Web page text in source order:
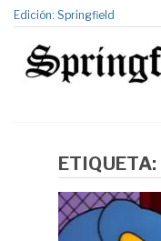
Edición: Springfield
ETIQUETA: